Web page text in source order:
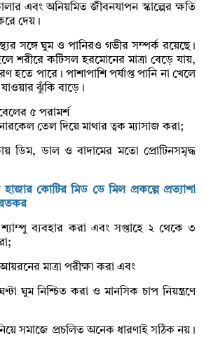
এবং অনিয়মিত জীবনযাপন স্কাল্পের ক্ষতি
দেয়।
সঙ্গে ঘুম ও পানিরও গভীর সম্পর্ক রয়েছে।
শরীরে কর্টিসল হরমোনের মাত্রা বেড়ে যায়,
হতে পারে। পাশাপাশি পর্যাপ্ত পানি না খেলে
ঝুঁকি বাড়ে।
৫ পরামর্শ
তেল দিয়ে মাথার ত্বক ম্যাসাজ করা;
ডিম, ডাল ও বাদামের মতো প্রোটিনসমৃদ্ধ
হাজার কোটির মিড ডে মিল প্রকল্পে প্রত্যাশা
ব্যবহার করা এবং সপ্তাহে ২ থেকে ৩
মাত্রা পরীক্ষা করা এবং
ঘুম নিশ্চিত করা ও মানসিক চাপ নিয়ন্ত্রণে
সমাজে প্রচলিত অনেক ধারণাই সঠিক নয়।